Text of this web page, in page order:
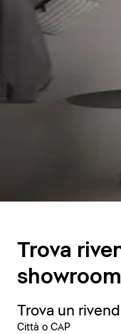
Trova
showroom
Trova un
Città o CAP